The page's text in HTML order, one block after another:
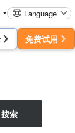
Language
免费试用
搜索